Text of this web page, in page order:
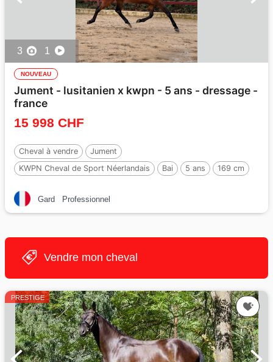
3 1
NOUVEAU
Jument - lusitanien x kwpn - 5 ans - dressage -
france
15 998 CHF
Cheval à vendre
Jument
KWPN Cheval de Sport Néerlandais
Bai 5 ans 169 cm
Gard Professionnel
Vendre mon cheval
PRESTIGE